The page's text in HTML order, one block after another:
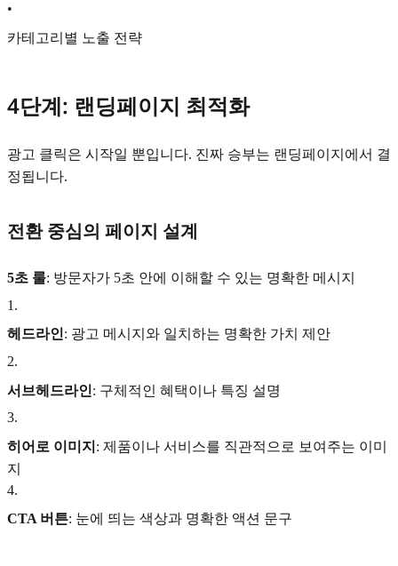
•
카테고리별 노출 전략
4단계: 랜딩페이지 최적화
광고 클릭은 시작일 뿐입니다. 진짜 승부는 랜딩페이지에서 결
정됩니다.
전환 중심의 페이지 설계
5초 룰: 방문자가 5초 안에 이해할 수 있는 명확한 메시지
1 .
헤드라인: 광고 메시지와 일치하는 명확한 가치 제안
2.
서브헤드라인: 구체적인 혜택이나 특징 설명
3.
히어로 이미지 : 제품이나 서비스를 직관적으로 보여주는 이미
지
4.
CTA 버튼: 눈에 띄는 색상과 명확한 액션 문구